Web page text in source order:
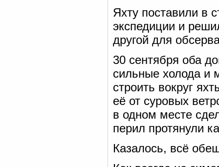
Яхту поставили в
экспедиции и
другой для
30 сентября оба
сильные холода и
строить вокруг
её от суровых
в одном месте
перил протянули
Казалось, всё